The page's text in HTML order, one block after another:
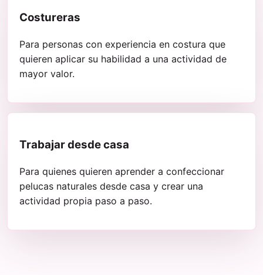
Costureras
Para personas con experiencia en costura que
quieren aplicar su habilidad a una actividad de
mayor valor.
Trabajar desde casa
Para quienes quieren aprender a confeccionar
pelucas naturales desde casa y crear una
actividad propia paso a paso.